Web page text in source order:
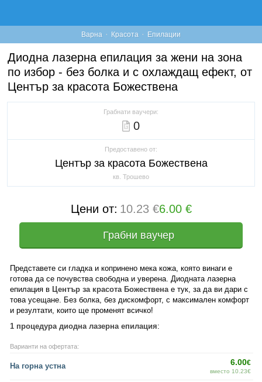
Варна · Красота · Епилации
Диодна лазерна епилация за жени на зона
по избор - без болка и с охлаждащ ефект, от
Център за красота Божествена
Грабнати ваучери:
0
Предоставено от:
Център за красота Божествена
кв. Трошево
Цени от: 10.23 €6.00 €
Грабни ваучер
Представете си гладка и копринено мека кожа, която винаги е
готова да се почувства свободна и уверена. Диодната лазерна
епилация в Център за красота Божественае тук, за да ви дари с
това усещане. Без болка, без дискомфорт, с максимален комфорт
и резултати, които ще променят всичко!
1 процедура диодна лазерна епилация:
Варианти на офертата:
На горна устна 6.00€
вместо 10.23€